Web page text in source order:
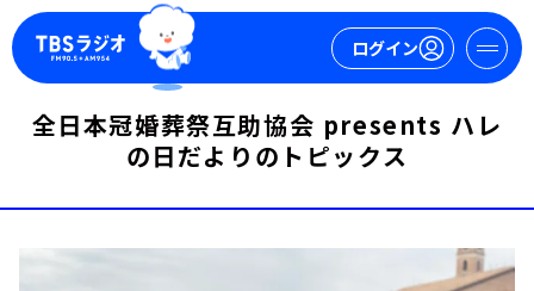
ログイン
マイページ
ログイン 新規会員登録
全日本冠婚葬祭互助協会 presents ハレ
の日だよりのトピックス